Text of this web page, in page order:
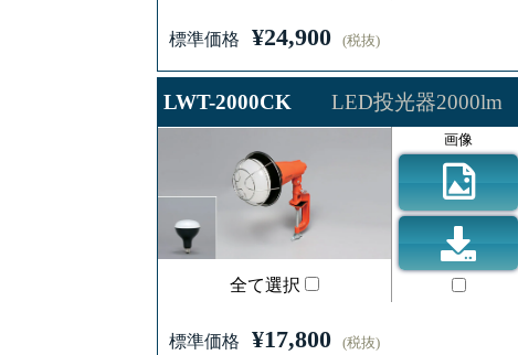
標準価格 ¥24,900 (税抜)
LWT-2000CK LED投光器2000lm
全て選択
画像
標準価格 ¥17,800 (税抜)